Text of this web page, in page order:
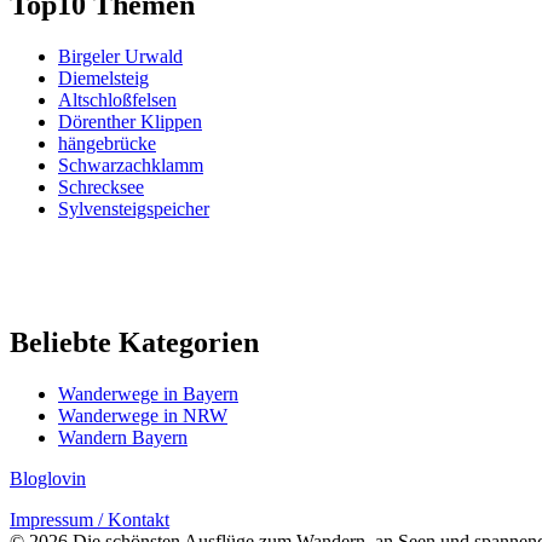
Birgeler Urwald
Diemelsteig
Altschloßfelsen
Dörenther Klippen
hängebrücke
Schwarzachklamm
Schrecksee
Sylvensteigspeicher
Beliebte Kategorien
Wanderwege in Bayern
Wanderwege in NRW
Wandern Bayern
Bloglovin
Impressum / Kontakt